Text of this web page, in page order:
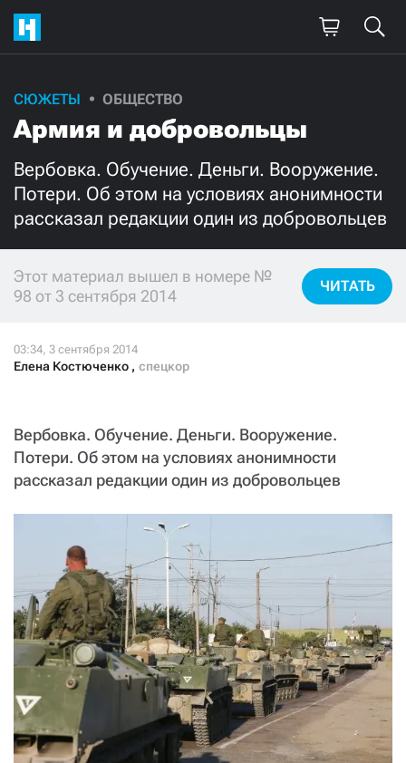
СЮЖЕТЫ ОБЩЕСТВО
Армия и добровольцы
Вербовка. Обучение. Деньги. Вооружение.
Потери. Об этом на условиях анонимности
рассказал редакции один из добровольцев
Этот материал вышел в номере №
98 от 3 сентября 2014
ЧИТАТЬ
Елена Костюченко , спецкор
Вербовка. Обучение. Деньги. Вооружение.
Потери. Об этом на условиях анонимности
рассказал редакции один из добровольцев
Поддержите
нашу работу!
Ежемесячно Разово
3000 1000
500
Нажимая кнопку «Стать соучастником»,
ПОДЕЛИТЬСЯ С ДРУЗЬЯМИ
Если у вас есть вопросы, пишите donate@novayagazeta.ru
звоните: